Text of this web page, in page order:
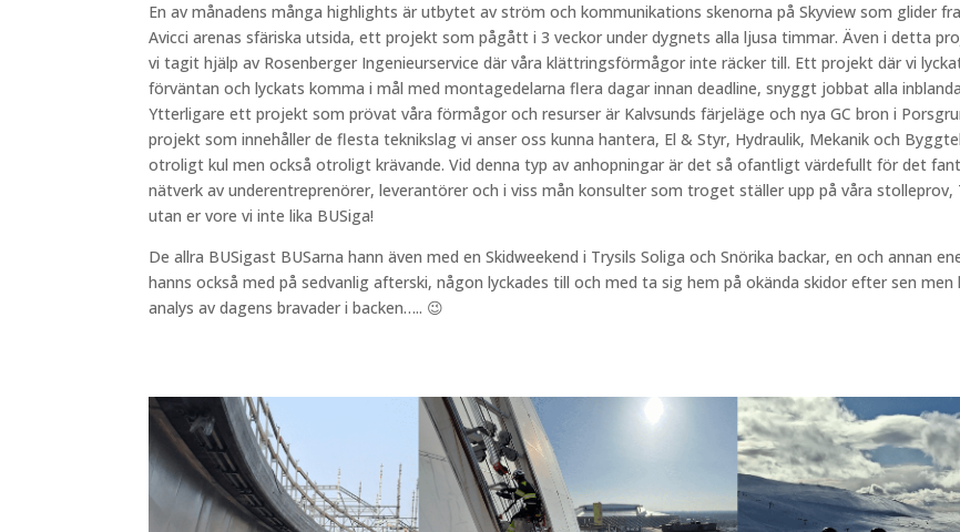
En av månadens många highlights är utbytet av ström och kommunikations skenorna på Skyview som glider
Avicci arenas sfäriska utsida, ett projekt som pågått i 3 veckor under dygnets alla ljusa timmar. Även i detta
vi tagit hjälp av Rosenberger Ingenieurservice där våra klättringsförmågor inte räcker till. Ett projekt där vi
förväntan och lyckats komma i mål med montagedelarna flera dagar innan deadline, snyggt jobbat alla
Ytterligare ett projekt som prövat våra förmågor och resurser är Kalvsunds färjeläge och nya GC bron i
projekt som innehåller de flesta teknikslag vi anser oss kunna hantera, El & Styr, Hydraulik, Mekanik och
otroligt kul men också otroligt krävande. Vid denna typ av anhopningar är det så ofantligt värdefullt för det
nätverk av underentreprenörer, leverantörer och i viss mån konsulter som troget ställer upp på våra stolleprov,
utan er vore vi inte lika BUSiga!
De allra BUSigast BUSarna hann även med en Skidweekend i Trysils Soliga och Snörika backar, en och annan
hanns också med på sedvanlig afterski, någon lyckades till och med ta sig hem på okända skidor efter sen men
analys av dagens bravader i backen….. 😉